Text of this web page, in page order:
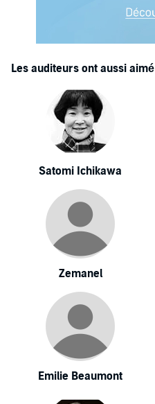
Les auditeurs ont aussi aimé
Satomi Ichikawa
Zemanel
Emilie Beaumont